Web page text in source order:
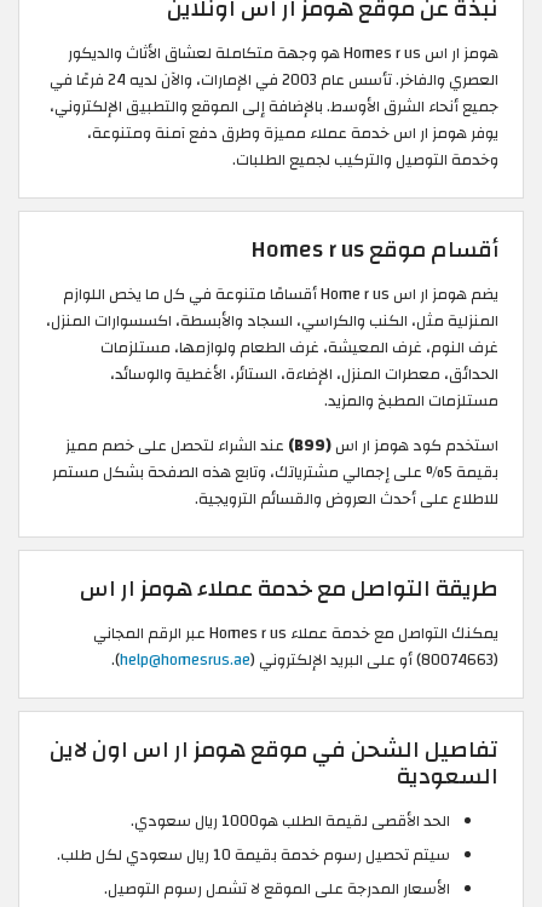
نبذة عن موقع هومز ار اس اونلاين
هومز ار اس Homes r us هو وجهة متكاملة لعشاق الأثاث والديكور
العصري والفاخر. تأسس عام 2003 في الإمارات، والآن لديه 24 فرعًا في
جميع أنحاء الشرق الأوسط. بالإضافة إلى الموقع والتطبيق الإلكتروني،
يوفر هومز ار اس خدمة عملاء مميزة وطرق دفع آمنة ومتنوعة،
وخدمة التوصيل والتركيب لجميع الطلبات.
أقسام موقع Homes r us
يضم هومز ار اس Home r us أقسامًا متنوعة في كل ما يخص اللوازم
المنزلية مثل، الكنب والكراسي، السجاد والأبسطة، اكسسوارات المنزل،
غرف النوم، غرف المعيشة، غرف الطعام ولوازمها، مستلزمات
الحدائق، معطرات المنزل، الإضاءة، الستائر، الأغطية والوسائد،
مستلزمات المطبخ والمزيد.
استخدم كود هومز ار اس(B99)
عند الشراء لتحصل على خصم مميز
بقيمة 5% على إجمالي مشترياتك، وتابع هذه الصفحة بشكل مستمر
للاطلاع على أحدث العروض والقسائم الترويجية.
طريقة التواصل مع خدمة عملاء هومز ار اس
يمكنك التواصل مع خدمة عملاء Homes r us عبر الرقم المجاني
(80074663) أو على البريد الإلكتروني (
help@homesrus.ae
).
تفاصيل الشحن في موقع هومز ار اس اون لاين
السعودية
الحد الأقصى لقيمة الطلب هو1000 ريال سعودي.
سيتم تحصيل رسوم خدمة بقيمة 10 ريال سعودي لكل طلب.
الأسعار المدرجة على الموقع لا تشمل رسوم التوصيل.